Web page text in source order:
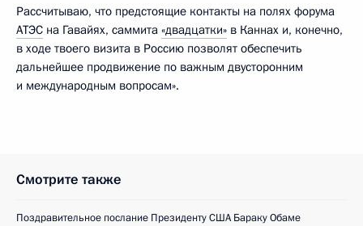
Рассчитываю, что предстоящие контакты на полях форума
АТЭС на Гавайях, саммита «двадцатки» в Каннах и, конечно,
в ходе твоего визита в Россию позволят обеспечить
дальнейшее продвижение по важным двусторонним
и международным вопросам».
Смотрите также
Поздравительное послание Президенту США Бараку Обаме